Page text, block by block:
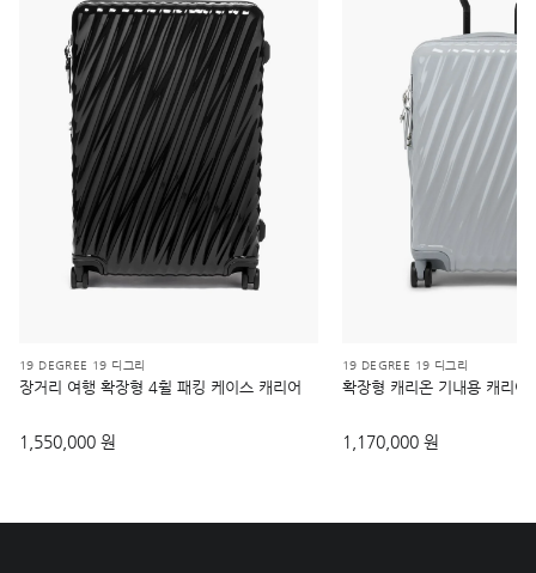
19 DEGREE 19 디그리
장거리 여행 확장형 4휠 패킹 케이스 캐리어
1,550,000 원
19 DEGREE 19 디그리
확장형 캐리온 기내용 캐리어
1,170,000 원